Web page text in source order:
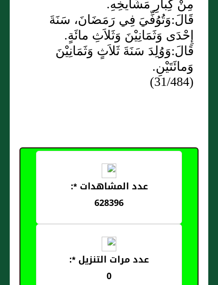
مِنْ كِبارِ مَشَايخِهِ.
قَالَ:وَتُوُفِّيَ فِي رَمَضَانَ، سَنَةَ
إِحْدَى وَثَمَانِيْنَ وَثَلاَثِ مائَةٍ.
قَالَ:وَوُلِدَ سَنَةَ ثَلاَثٍ وَثَمَانِيْنَ
وَمائَتَيْنِ.
(31/484)
عدد المشاهدات *:
628396
عدد مرات التنزيل *:
0